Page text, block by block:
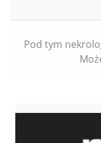
Pod tym